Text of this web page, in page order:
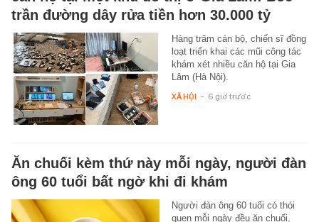
trần đường dây rửa tiền hơn 30.000 tỷ
Hàng trăm cán bộ, chiến sĩ đồng
loạt triển khai các mũi công tác
khám xét nhiều căn hộ tại Gia
Lâm (Hà Nội).
XÃ HỘI - 6 giờ trước
Ăn chuối kèm thứ này mỗi ngày, người đàn
ông 60 tuổi bất ngờ khi đi khám
Người đàn ông 60 tuổi có thói
quen mỗi ngày đều ăn chuối,